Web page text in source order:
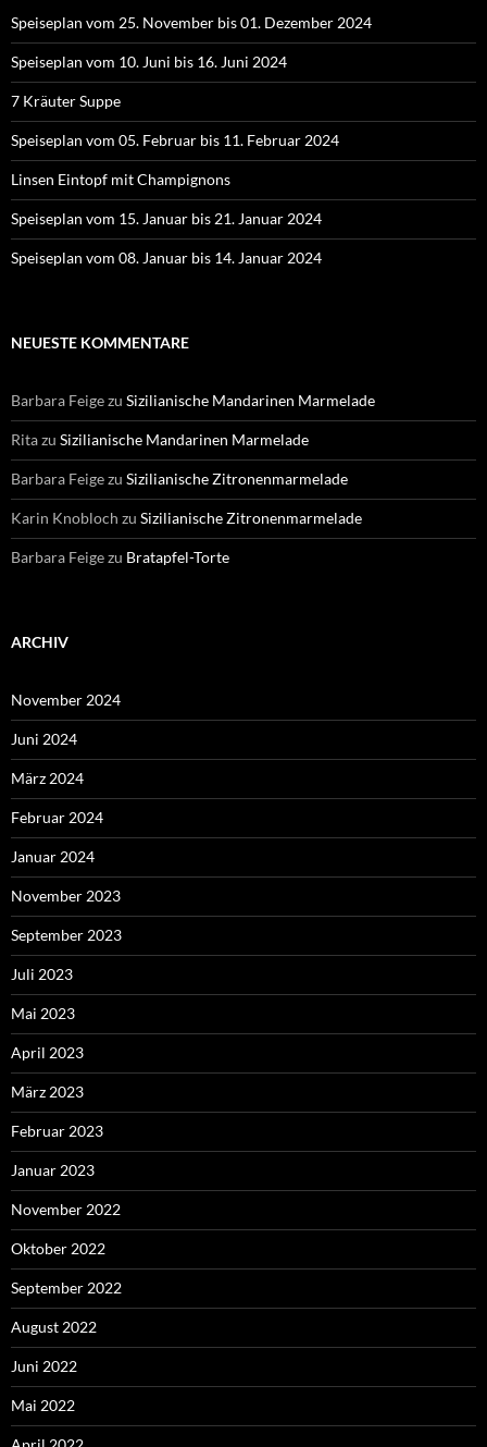
Speiseplan vom 25. November bis 01. Dezember 2024
Speiseplan vom 10. Juni bis 16. Juni 2024
7 Kräuter Suppe
Speiseplan vom 05. Februar bis 11. Februar 2024
Linsen Eintopf mit Champignons
Speiseplan vom 15. Januar bis 21. Januar 2024
Speiseplan vom 08. Januar bis 14. Januar 2024
NEUESTE KOMMENTARE
Barbara Feigezu Sizilianische Mandarinen Marmelade
Ritazu Sizilianische Mandarinen Marmelade
Barbara Feigezu Sizilianische Zitronenmarmelade
Karin Knobloch zu Sizilianische Zitronenmarmelade
Barbara Feigezu Bratapfel-Torte
ARCHIV
November 2024
Juni 2024
März 2024
Februar 2024
Januar 2024
November 2023
September 2023
Juli 2023
Mai 2023
April 2023
März 2023
Februar 2023
Januar 2023
November 2022
Oktober 2022
September 2022
August 2022
Juni 2022
Mai 2022